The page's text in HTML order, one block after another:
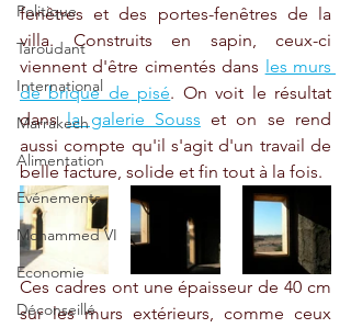
Politique
Taroudant
International
Marrakech
Alimentation
Evénements
Mohammed VI
Economie
Déconseillé
fenêtres et des portes-fenêtres de la
villa. Construits en sapin, ceux-ci
viennent d'être cimentés dans les murs
de brique de pisé. On voit le résultat
dans la galerie Souss et on se rend
aussi compte qu'il s'agit d'un travail de
belle facture, solide et fin tout à la fois.
Ces cadres ont une épaisseur de 40 cm
sur les murs extérieurs, comme ceux